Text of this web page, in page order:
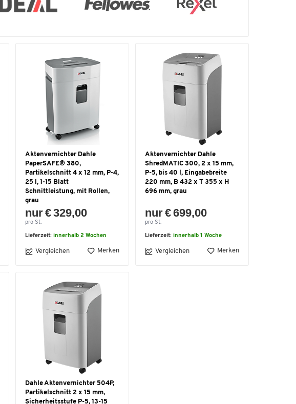
Aktenvernichter Dahle
PaperSAFE® 380,
Partikelschnitt 4 x 12 mm, P-4,
25 l, 1-15 Blatt
Schnittleistung, mit Rollen,
grau
nur € 329,00
pro St.
Lieferzeit: innerhalb 2 Wochen
Vergleichen Merken
Aktenvernichter Dahle
ShredMATIC 300, 2 x 15 mm,
P-5, bis 40 l, Eingabebreite
220 mm, B 432 x T 355 x H
696 mm, grau
nur € 699,00
pro St.
Lieferzeit: innerhalb 1 Woche
Vergleichen Merken
Dahle Aktenvernichter 504P,
Partikelschnitt 2 x 15 mm,
Sicherheitsstufe P-5, 13-15